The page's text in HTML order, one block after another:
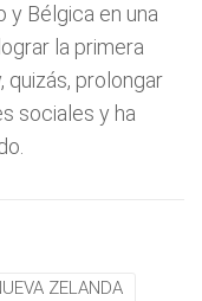
y Bélgica en una
la primera
quizás, prolongar
sociales y ha
ZELANDA